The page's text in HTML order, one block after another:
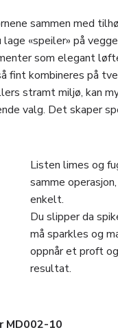
sammen med
lage «speiler» på
som elegant
fint kombineres på
stramt miljø, kan
valg. Det skaper
Listen limes og
samme
enkelt.
Du slipper da
må sparkles og
oppnår et proft
resultat.
MD002-10